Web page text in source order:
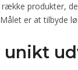
produkter,
er at tilbyde
unikt